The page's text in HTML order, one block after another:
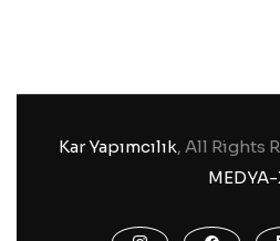
Kar Yapımcılık, All Rights